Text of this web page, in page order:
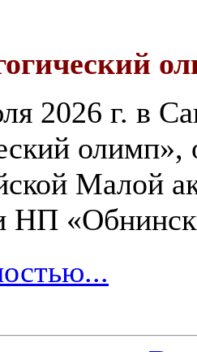
2026 г. в
олимп»,
Малой
НП